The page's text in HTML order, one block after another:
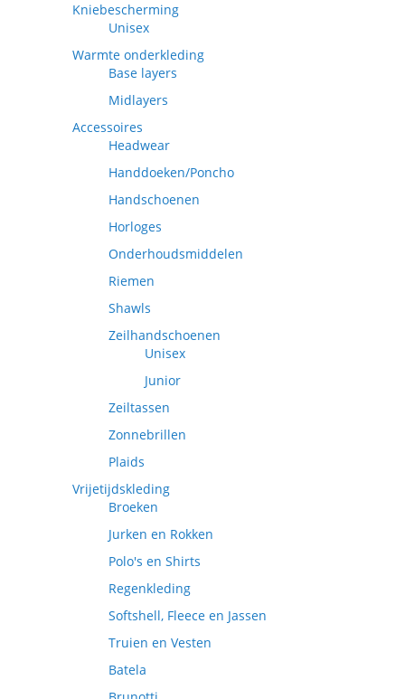
Kniebescherming
Unisex
Warmte onderkleding
Base layers
Midlayers
Accessoires
Headwear
Handdoeken/Poncho
Handschoenen
Horloges
Onderhoudsmiddelen
Riemen
Shawls
Zeilhandschoenen
Unisex
Junior
Zeiltassen
Zonnebrillen
Plaids
Vrijetijdskleding
Broeken
Jurken en Rokken
Polo's en Shirts
Regenkleding
Softshell, Fleece en Jassen
Truien en Vesten
Batela